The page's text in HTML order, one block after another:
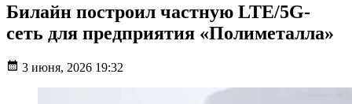
Билайн построил частную LTE/5G-
сеть для предприятия «Полиметалла»
3 июня, 2026 19:32